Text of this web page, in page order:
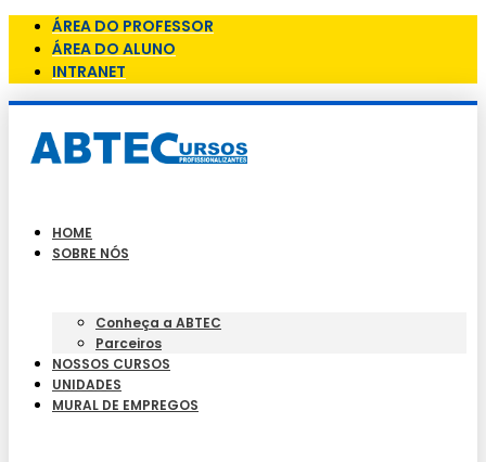
ÁREA DO PROFESSOR
ÁREA DO ALUNO
INTRANET
HOME
SOBRE NÓS
Conheça a ABTEC
Parceiros
NOSSOS CURSOS
UNIDADES
MURAL DE EMPREGOS